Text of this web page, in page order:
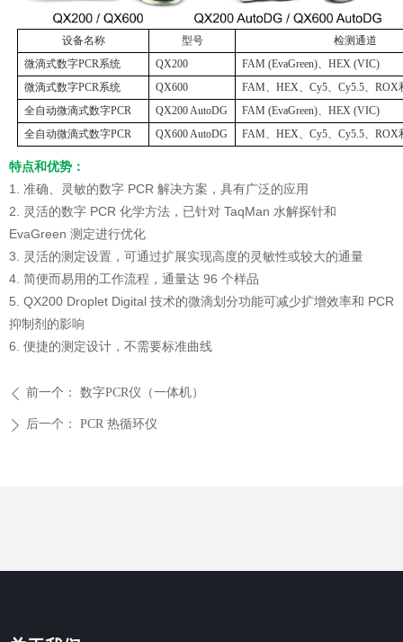
设备名称 型号
检测通道
微滴式数字PCR系统 QX200
FAM (EvaGreen)、HEX (VIC)
微滴式数字PCR系统 QX600
FAM、HEX、Cy5、Cy5.5、ROX
全自动微滴式数字PCR QX200 AutoDG
FAM (EvaGreen)、HEX (VIC)
全自动微滴式数字PCR QX600 AutoDG FAM、HEX、Cy5、Cy5.5、ROX
特点和优势：
1. 准确、灵敏的数字 PCR 解决方案，具有广泛的应用
2. 灵活的数字 PCR 化学方法，已针对 TaqMan 水解探针和
EvaGreen 测定进行优化
3. 灵活的测定设置，可通过扩展实现高度的灵敏性或较大的通量
4. 简便而易用的工作流程，通量达 96 个样品
5. QX200 Droplet Digital 技术的微滴划分功能可减少扩增效率和 PCR
抑制剂的影响
6. 便捷的测定设计，不需要标准曲线
ꄴ 前一个： 数字PCR仪（一体机）
ꄲ 后一个： PCR 热循环仪